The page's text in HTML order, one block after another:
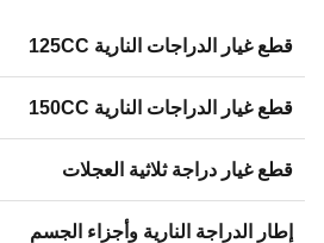
قطع غيار الدراجات النارية 125CC
قطع غيار الدراجات النارية 150CC
قطع غيار دراجة ثلاثية العجلات
إطار الدراجة النارية وأجزاء الجسم